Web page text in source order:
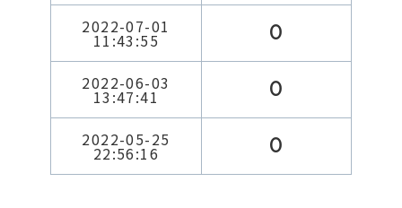
2022-07-01
11:43:55 0
2022-06-03
13:47:41 0
2022-05-25
22:56:16 0